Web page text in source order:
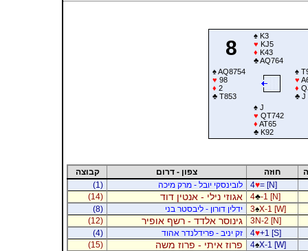
8
♠K3
♥ KJ5
♦ K43
♣AQ764
♠AQ8754
♥ 98
♦ 2
♣T853
♠
♥
♦
♣J
♠J
♥ QT742
♦ AT65
♣K92
חוזה צפון - דרום
קבוצה
4♥= [N] לובינסקי יובל - מרק מיכה
(1)
4♣-1 [N] אגוזי נילי - אנטין דוד
(14)
3♠X-1 [W] ידלין דורון - ליבסטר בני
(8)
3N-2 [N]
גינוסר אלדד - רשף אופיר
(12)
4♥+1 [S] זק יניב - פרידלנדר אהוד
(4)
4♠X-1 [W] פרוז איתי - פרוז משה
(15)